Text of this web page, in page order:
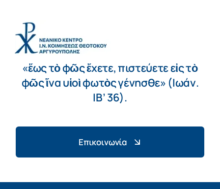
«ἕως τὸ φῶς ἔχετε, πιστεύετε εἰς τὸ
φῶς ἵνα υἱοὶ φωτὸς γένησθε» (Ιωάν.
ΙΒ’ 36).
Επικοινωνία